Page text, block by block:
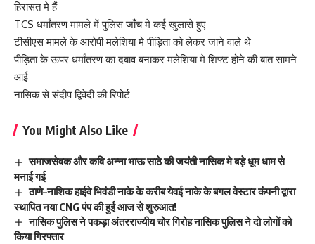
हिरासत मे हैं
TCS धर्मांतरण मामले में पुलिस जाँच मे कई खुलासे हुए
टीसीएस मामले के आरोपी मलेशिया मे पीड़िता को लेकर जाने वाले थे
पीड़िता के ऊपर धर्मांतरण का दबाव बनाकर मलेशिया मे शिफ्ट होने की बात सामने
आई
नासिक से संदीप द्विवेदी की रिपोर्ट
You Might Also Like
समाजसेवक और कवि अन्ना भाऊ साठे की जयंती नासिक मे बड़े धूम धाम से
मनाई गई
ठाणे–नाशिक हाईवे भिवंडी नाके के करीब येवई नाके के बगल वेस्टार कंपनी द्वारा
स्थापित नया CNG पंप की हुई आज से शुरुआत!
नासिक पुलिस ने पकड़ा अंतरराज्यीय चोर गिरोह नासिक पुलिस ने दो लोगों को
किया गिरफ्तार